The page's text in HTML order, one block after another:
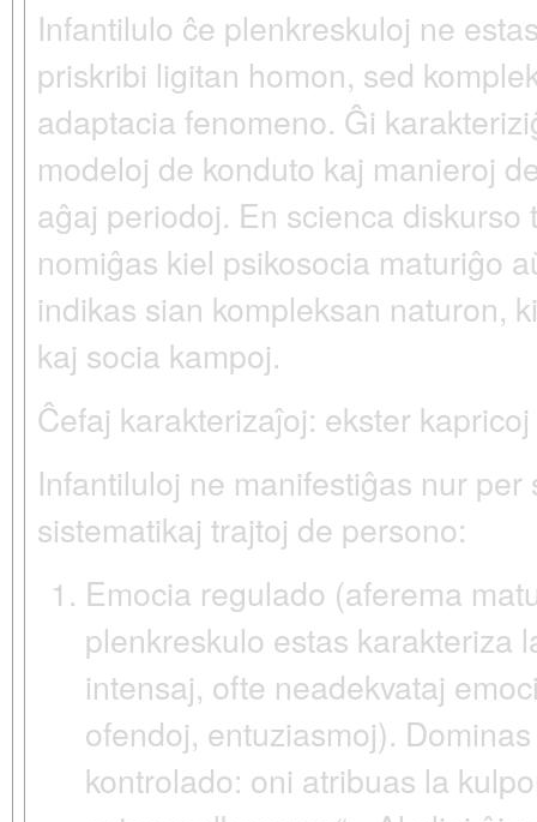
Infantilulo ĉe plenkreskuloj ne
priskribi ligitan homon, sed
adaptacia fenomeno. Ĝi
modeloj de konduto kaj manieroj
aĝaj periodoj. En scienca
nomiĝas kiel psikosocia maturiĝo
indikas sian kompleksan naturon,
kaj socia kampoj.
Ĉefaj karakterizaĵoj: ekster kapricoj
Infantiluloj ne manifestiĝas nur
sistematikaj trajtoj de persono:
Emocia regulado (aferema
plenkreskulo estas karakteriza
intensaj, ofte neadekvataj
ofendoj, entuziasmoj).
kontrolado: oni atribuas la